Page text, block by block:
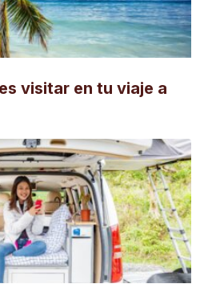
visitar en tu viaje a